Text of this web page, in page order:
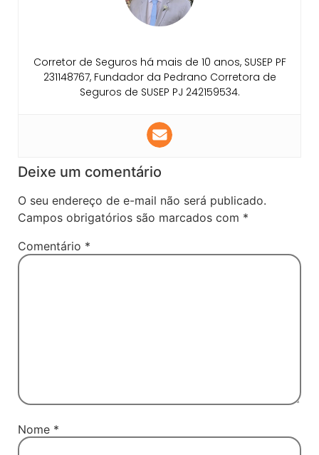
Corretor de Seguros há mais de 10 anos, SUSEP PF
231148767, Fundador da Pedrano Corretora de
Seguros de SUSEP PJ 242159534.
Deixe um comentário
O seu endereço de e-mail não será publicado.
Campos obrigatórios são marcados com *
Comentário *
Nome *